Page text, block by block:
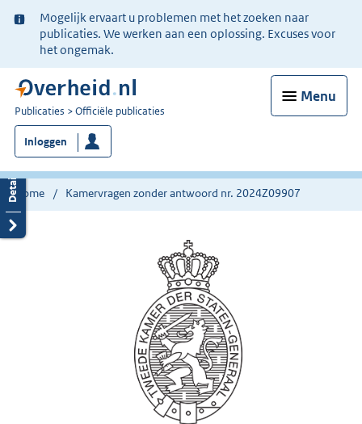
Ter
informatie:
Mogelijk ervaart u problemen met het zoeken naar
publicaties. We werken aan een oplossing. Excuses voor
het ongemak.
Menu
U
bent
nu
hier:
Publicaties Officiële publicaties
Inloggen
Home Kamervragen zonder antwoord nr. 2024Z09907